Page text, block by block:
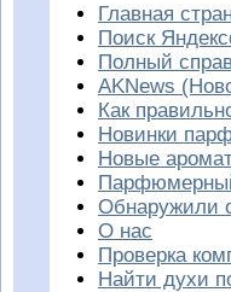
Главная
Поиск
Полный
AKNews
Как
Новинки
Новые
Обнаружили
О нас
Проверка
Найти духи